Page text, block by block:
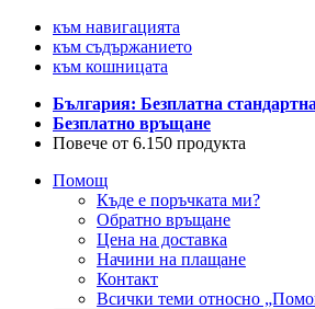
към навигацията
към съдържанието
към кошницата
България: Безплатна
Безплатно връщане
Повече от 6.150 продукта
Помощ
Къде е поръчката ми?
Обратно връщане
Цена на доставка
Начини на плащане
Контакт
Всички теми относно